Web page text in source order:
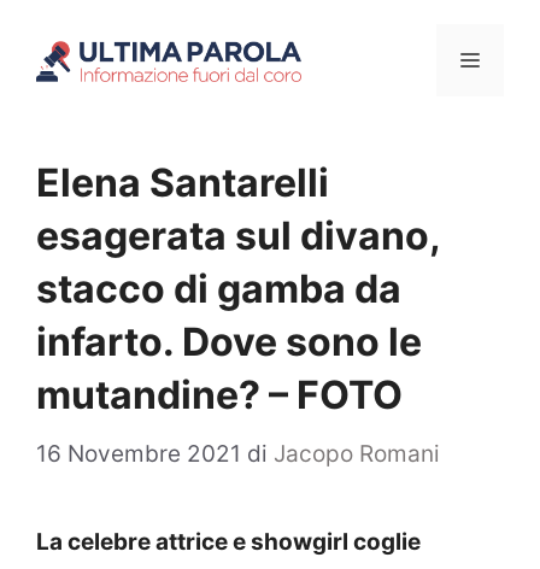
Menu
Elena Santarelli
esagerata sul divano,
stacco di gamba da
infarto. Dove sono le
mutandine? – FOTO
16 Novembre 2021 di Jacopo Romani
La celebre attrice e showgirl coglie